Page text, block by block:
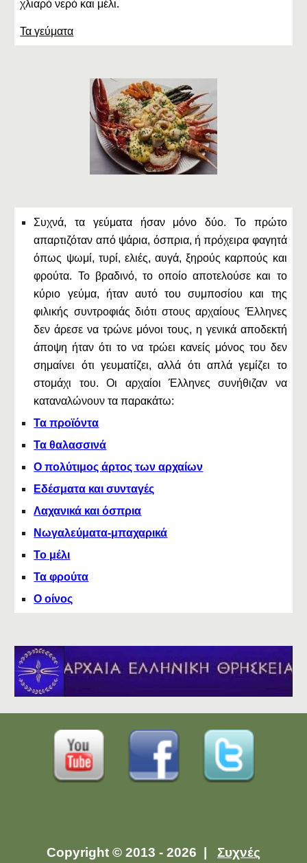
χλιαρό νερό και μέλι.
Τα γεύματα
Συχνά, τα γεύματα ήσαν μόνο δύο. Το πρώτο
απαρτιζόταν από ψάρια, όσπρια, ή πρόχειρα φαγητά
όπως ψωμί, τυρί, ελιές, αυγά, ξηρούς καρπούς και
φρούτα. Το βραδινό, το οποίο αποτελούσε και το
κύριο γεύμα, ήταν αυτό του συμποσίου και της
φιλικής συντροφιάς διότι στους αρχαίους Έλληνες
δεν άρεσε να τρώνε μόνοι τους, η γενικά αποδεκτή
άποψη ήταν ότι το να τρώει κανείς μόνος του δεν
σημαίνει ότι γευματίζει, αλλά ότι απλά γεμίζει το
στομάχι του. Οι αρχαίοι Έλληνες συνήθιζαν να
καταναλώνουν τα παρακάτω:
Τα προϊόντα
Τα θαλασσινά
Ο πολύτιμος άρτος των αρχαίων
Εδέσματα και συνταγές
Λαχανικά και όσπρια
Νωγαλεύματα-μπαχαρικά
Το μέλι
Τα φρούτα
Ο οίνος
Copyright © 2013 - 2026 | Συχνές